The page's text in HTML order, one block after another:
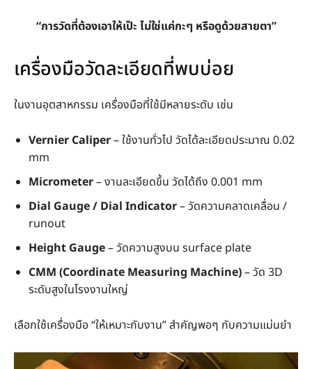
“การวัดที่ต้องเอาให้เป๊ะ ไม่ใช่แค่กะๆ หรือดูด้วยสายตา”
เครื่องมือวัดละเอียดที่พบบ่อย
ในงานอุตสาหกรรม เครื่องมือที่ใช้มีหลายระดับ เช่น
Vernier Caliper– ใช้งานทั่วไป วัดได้ละเอียดประมาณ 0.02
mm
Micrometer– งานละเอียดขึ้น วัดได้ถึง 0.001 mm
Dial Gauge / Dial Indicator– วัดความคลาดเคลื่อน /
runout
Height Gauge– วัดความสูงบน surface plate
CMM (Coordinate Measuring Machine)– วัด 3D
ระดับสูงในโรงงานใหญ่
เลือกใช้เครื่องมือ “ให้เหมาะกับงาน” สำคัญพอๆ กับความแม่นยำ